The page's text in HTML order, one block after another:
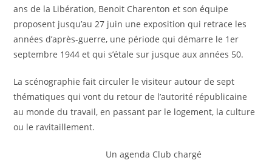
ans de la Libération, Benoit Charenton et son équipe
proposent jusqu’au 27 juin une exposition qui retrace les
années d’après-guerre, une période qui démarre le 1er
septembre 1944 et qui s’étale sur jusque aux années 50.
La scénographie fait circuler le visiteur autour de sept
thématiques qui vont du retour de l’autorité républicaine
au monde du travail, en passant par le logement, la culture
ou le ravitaillement.
Un agenda Club chargé